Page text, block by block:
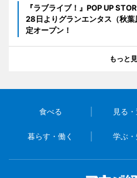
『ラブライブ！』POP UP
28日よりグランエンタス（秋
定オープン！
もっと
食べる 見る
暮らす・働く 学ぶ